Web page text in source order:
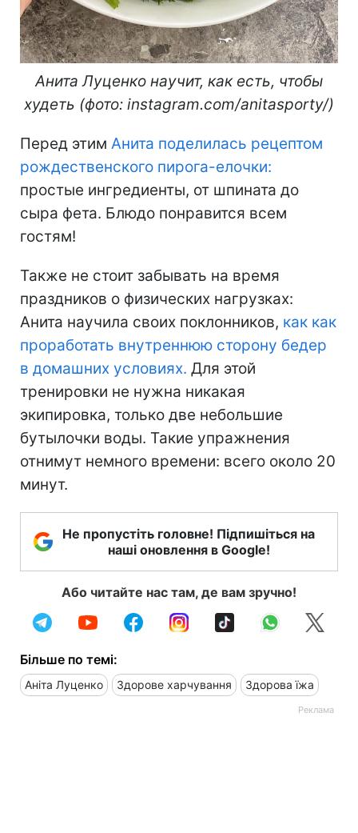
Анита Луценко научит, как есть, чтобы
худеть (фото: instagram.com/anitasporty/)
Перед этим Анита поделилась рецептом
рождественского пирога-елочки:
простые ингредиенты, от шпината до
сыра фета. Блюдо понравится всем
гостям!
Также не стоит забывать на время
праздников о физических нагрузках:
Анита научила своих поклонников, как как
проработать внутреннюю сторону бедер
в домашних условиях. Для этой
тренировки не нужна никакая
экипировка, только две небольшие
бутылочки воды. Такие упражнения
отнимут немного времени: всего около 20
минут.
Не пропустіть головне! Підпишіться на
наші оновлення в Google!
Або читайте нас там, де вам зручно!
Більше по темі:
Аніта Луценко Здорове харчування Здорова їжа